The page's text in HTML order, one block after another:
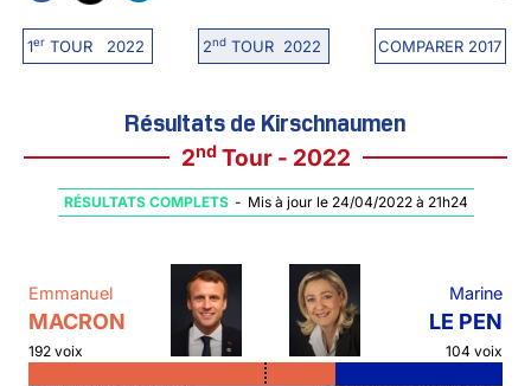
1erTOUR 2022 2ndTOUR 2022 COMPARER 2017
Résultats de Kirschnaumen
2ndTour - 2022
RÉSULTATS COMPLETS - Mis à jour le 24/04/2022 à 21h24
Emmanuel
MACRON
192 voix
Marine
LE PEN
104 voix